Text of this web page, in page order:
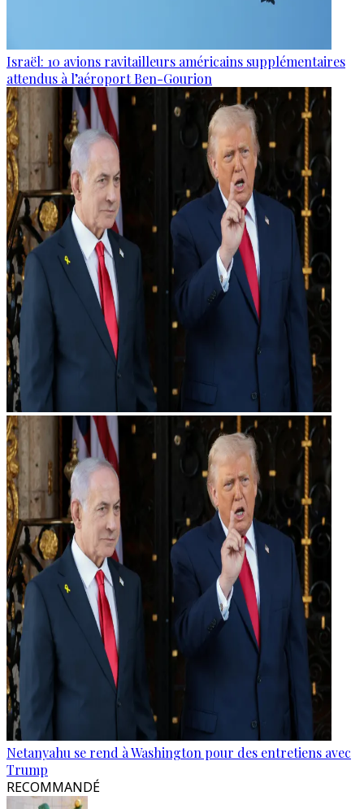
Israël: 10 avions ravitailleurs américains supplémentaires
attendus à l’aéroport Ben-Gourion
Netanyahu se rend à Washington pour des entretiens avec
Trump
RECOMMANDÉ